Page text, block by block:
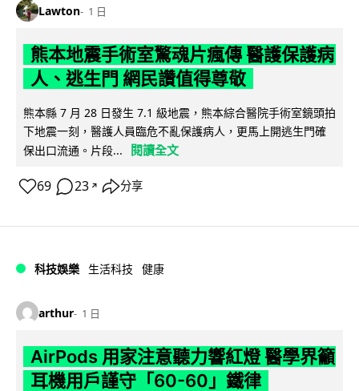
Lawton 1 日
熊本地震手術室驚魂片瘋傳 醫護保護病
人、逃生門 網民讚值得尊敬
熊本縣 7 月 28 日發生 7.1 級地震，熊本綜合醫院手術室鏡頭拍
下地震一刻，醫護人員臨危不亂保護病人，更馬上開逃生門確
保出口流通。片段...
閱讀全文
69 23 ↗ 分享
科技娛樂 生活科技 健康
arthur 1 日
AirPods 用家注意聽力響紅燈 醫學界籲
耳機用戶謹守「60-60」鐵律